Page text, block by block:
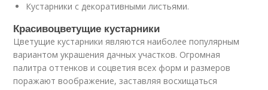
Кустарники с декоративными листьями.
Красивоцветущие кустарники
Цветущие кустарники являются наиболее популярным
вариантом украшения дачных участков. Огромная
палитра оттенков и соцветия всех форм и размеров
поражают воображение, заставляя восхищаться